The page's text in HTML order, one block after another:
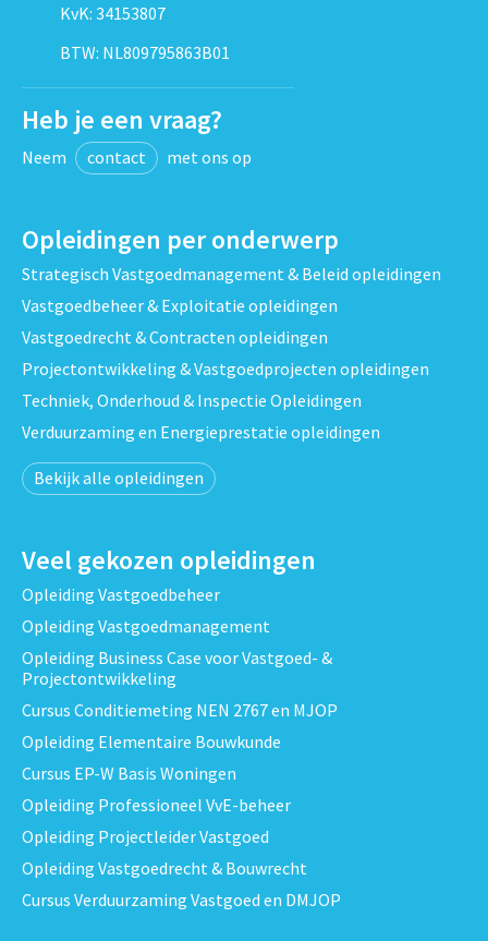
KvK: 34153807
BTW: NL809795863B01
Heb je een vraag?
Neem contact met ons op
Opleidingen per onderwerp
Strategisch Vastgoedmanagement & Beleid opleidingen
Vastgoedbeheer & Exploitatie opleidingen
Vastgoedrecht & Contracten opleidingen
Projectontwikkeling & Vastgoedprojecten opleidingen
Techniek, Onderhoud & Inspectie Opleidingen
Verduurzaming en Energieprestatie opleidingen
Bekijk alle opleidingen
Veel gekozen opleidingen
Opleiding Vastgoedbeheer
Opleiding Vastgoedmanagement
Opleiding Business Case voor Vastgoed- &
Projectontwikkeling
Cursus Conditiemeting NEN 2767 en MJOP
Opleiding Elementaire Bouwkunde
Cursus EP-W Basis Woningen
Opleiding Professioneel VvE-beheer
Opleiding Projectleider Vastgoed
Opleiding Vastgoedrecht & Bouwrecht
Cursus Verduurzaming Vastgoed en DMJOP